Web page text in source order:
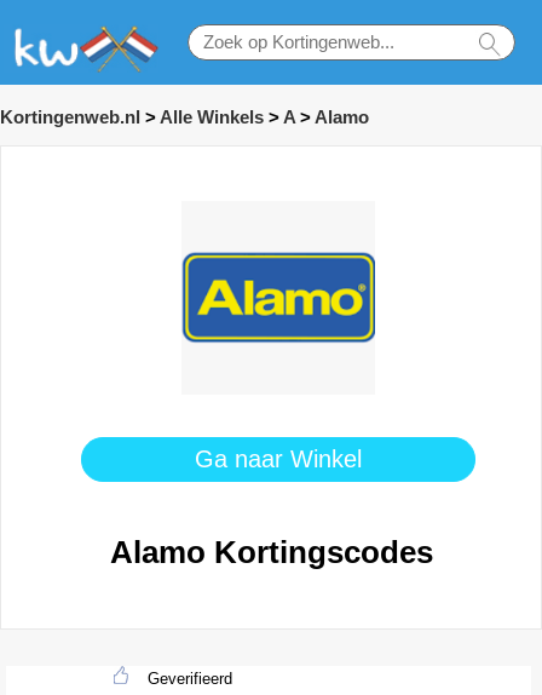
Kortingenweb.nl > Alle Winkels > A > Alamo
Ga naar Winkel
Alamo Kortingscodes
Geverifieerd